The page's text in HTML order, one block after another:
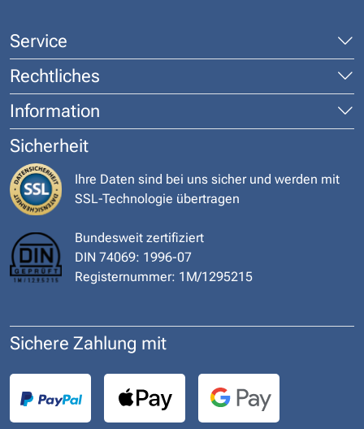
Service
Rechtliches
Information
Sicherheit
Ihre Daten sind bei uns sicher und werden mit
SSL-Technologie übertragen
Bundesweit zertifiziert
DIN 74069: 1996-07
Registernummer: 1M/1295215
Sichere Zahlung mit